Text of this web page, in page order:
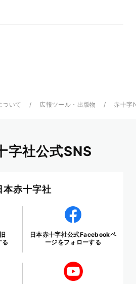
ついて 広報ツール・出版物 赤十字
字社公式SNS
本赤十字社
日本赤十字社公式Facebookペ
ージをフォローする